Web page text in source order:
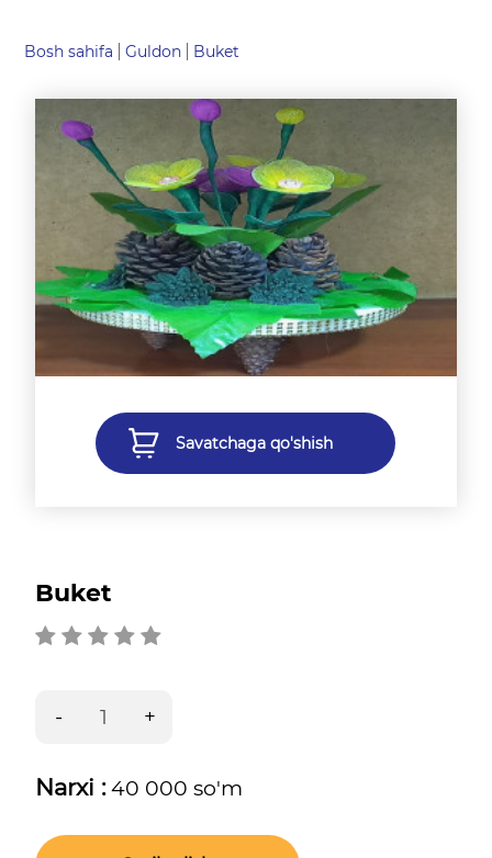
Bosh sahifa Guldon Buket
Savatchaga qo'shish
Buket
Narxi :40 000 so'm